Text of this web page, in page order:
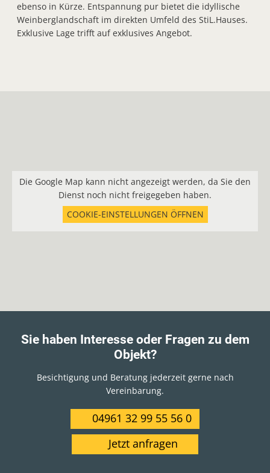
ebenso in Kürze. Entspannung pur bietet die idyllische
Weinberglandschaft im direkten Umfeld des StiL.Hauses.
Exklusive Lage trifft auf exklusives Angebot.
Die Google Map kann nicht angezeigt werden, da Sie den
Dienst noch nicht freigegeben haben.
COOKIE-EINSTELLUNGEN ÖFFNEN
Sie haben Interesse oder Fragen zu dem
Objekt?
Besichtigung und Beratung jederzeit gerne nach
Vereinbarung.
04961 32 99 55 56 0
Jetzt anfragen